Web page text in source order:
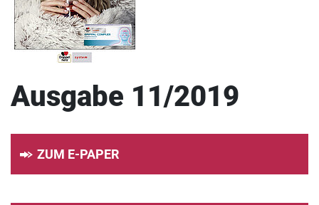
Ausgabe 11/2019
ZUM E-PAPER